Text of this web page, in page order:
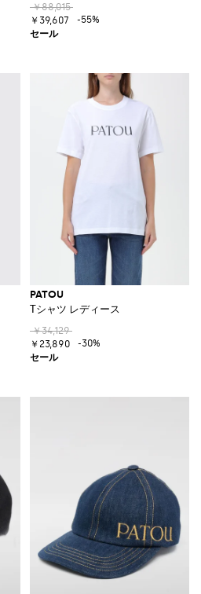
￥88,015
￥39,607
-55%
PATOU
Tシャツ レディース
￥34,129
￥23,890
-30%